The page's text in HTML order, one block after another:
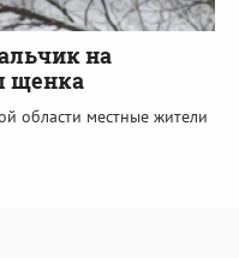
на
щенка
области местные жители